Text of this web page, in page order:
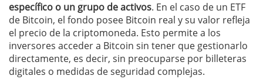
específico o un grupo de activos. En el caso de un ETF
de Bitcoin, el fondo posee Bitcoin real y su valor refleja
el precio de la criptomoneda. Esto permite a los
inversores acceder a Bitcoin sin tener que gestionarlo
directamente, es decir, sin preocuparse por billeteras
digitales o medidas de seguridad complejas.